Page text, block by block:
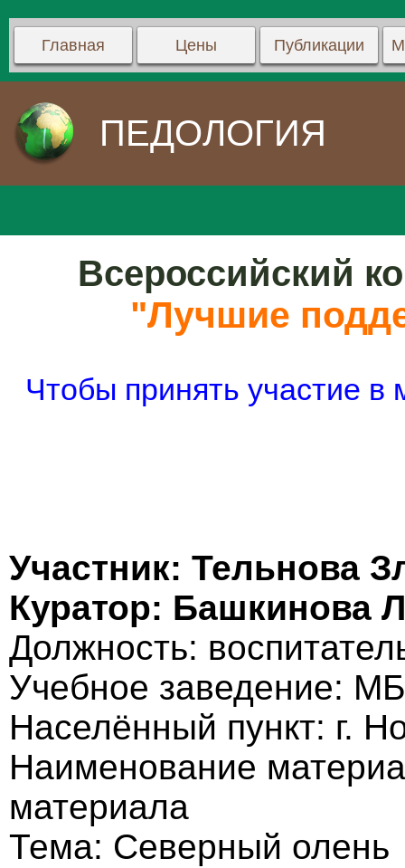
Главная Цены Публикации
ПЕДОЛОГИЯ
Всероссийский
"Лучшие
Чтобы принять участие
Участник: Тельнова
Куратор: Башкинова
Должность:
Учебное заведение:
Населённый пункт: г.
Наименование
материала
Тема: Северный олень